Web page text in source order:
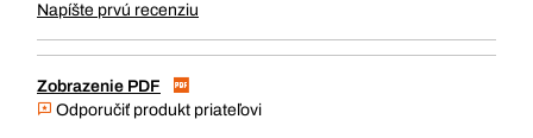
Napíšte prvú recenziu
Zobrazenie PDF
Odporučiť produkt priateľovi